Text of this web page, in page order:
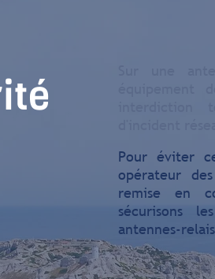
Pour éviter
opérateur
remise en
sécurisons
antennes-relais